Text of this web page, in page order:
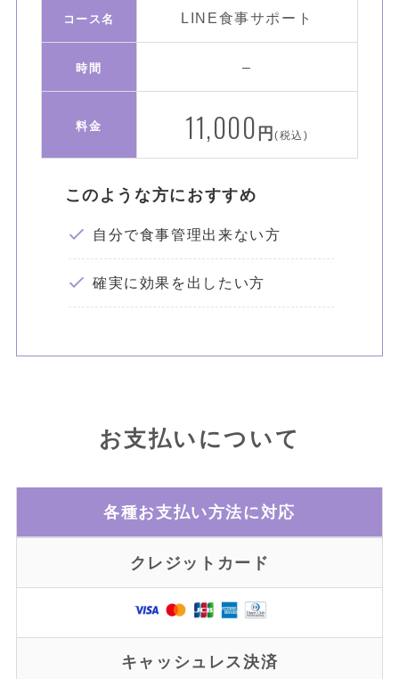
コース名 LINE食事サポート
時間 –
料金 11,000 円(税込)
このような方におすすめ
自分で食事管理出来ない方
確実に効果を出したい方
お支払いについて
各種お支払い方法に対応
クレジットカード
キャッシュレス決済